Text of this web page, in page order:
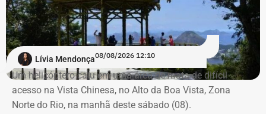
em combate a incêndios florestais também foram
mobilizados.
Para dar apoio às buscas do Corpo de Bombeiros, o
ICMBio informou que um pequeno e restrito trecho da
Estrada da Vista Chinesa, em frente ao pagode chinês da
Vista Chinesa, foi interditado. A Vista Chinesa fica dentro
do Parque Nacional da Tijuca
Lívia Mendonça08/08/2026 12:10
Um helicóptero caiu em uma área de mata de difícil
acesso na Vista Chinesa, no Alto da Boa Vista, Zona
Norte do Rio, na manhã deste sábado (08).